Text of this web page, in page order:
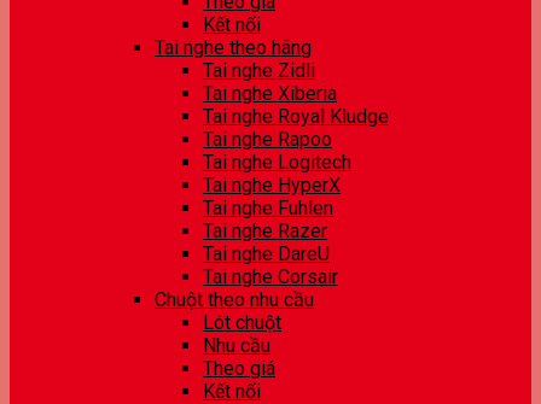
Kết nối
Tai nghe theo hãng
Tai nghe Zidli
Tai nghe Xiberia
Tai nghe Royal Kludge
Tai nghe Rapoo
Tai nghe Logitech
Tai nghe HyperX
Tai nghe Fuhlen
Tai nghe Razer
Tai nghe DareU
Tai nghe Corsair
Chuột theo nhu cầu
Lót chuột
Nhu cầu
Theo giá
Kết nối